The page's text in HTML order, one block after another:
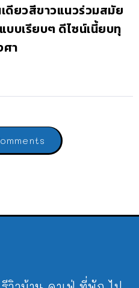
ดียวสีขาวแนวร่วมสมัย
บบเรียบๆ ดีไซน์เนี้ยบทุ
า